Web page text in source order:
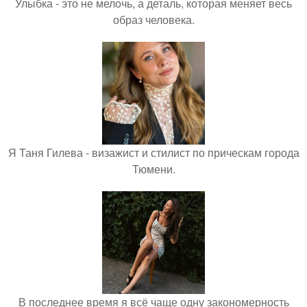
образ человека.
Я Таня Гилева - визажист и стилист по прическам города
Тюмени.
В последнее время я всё чаще одну закономерность